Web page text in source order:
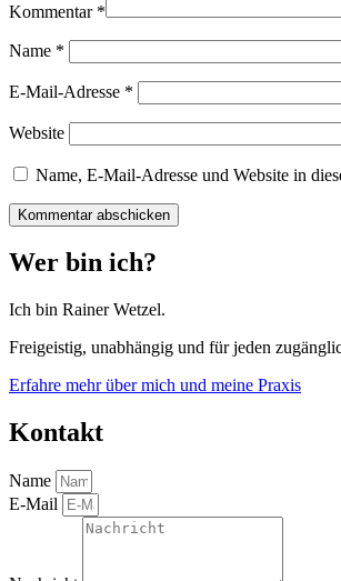
Kommentar *
Name *
E-Mail-Adresse *
Website
Name, E-Mail-Adresse und Website in
Wer bin ich?
Ich bin Rainer Wetzel.
Freigeistig, unabhängig und für jeden
Erfahre mehr über mich und meine Praxis
Kontakt
Name
E-Mail